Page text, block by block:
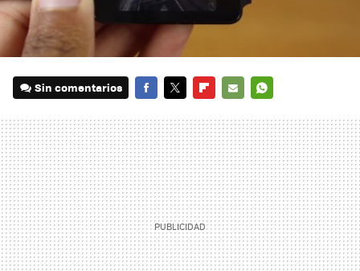
Sin comentarios
MAIL